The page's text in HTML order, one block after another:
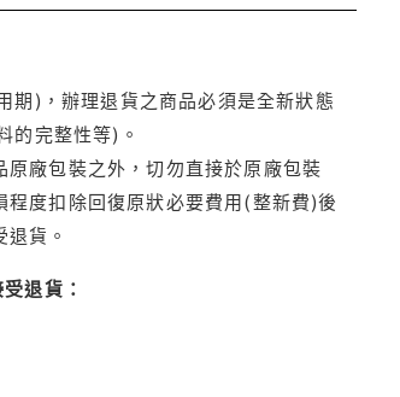
期)，辦理退貨之商品必須是全新狀態
的完整性等)。
廠包裝之外，切勿直接於原廠包裝
度扣除回復原狀必要費用(整新費)後
貨。
退貨：